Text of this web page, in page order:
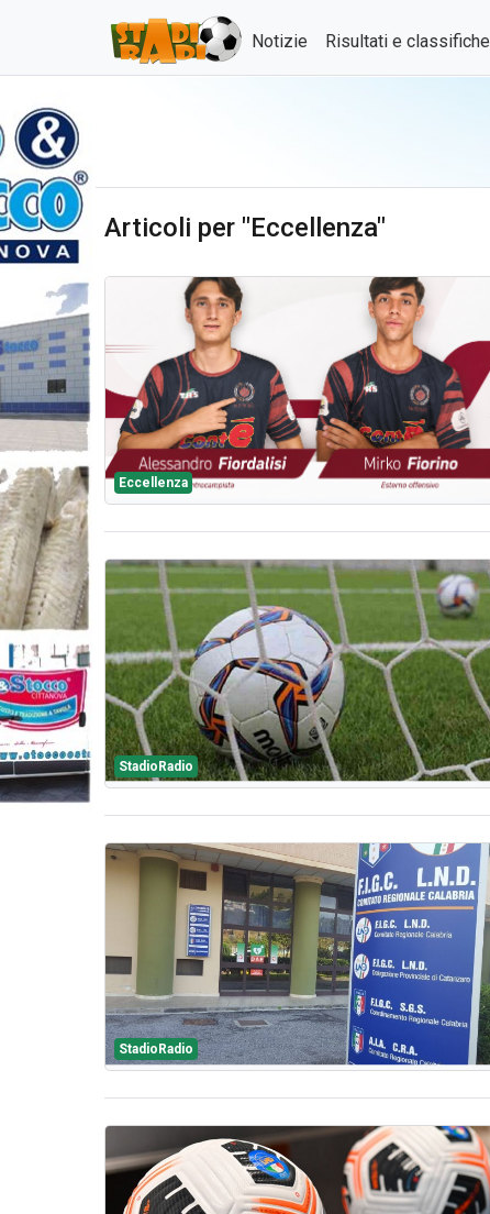
Notizie Risultati e classifiche
Articoli per "Eccellenza"
Eccellenza
StadioRadio
StadioRadio